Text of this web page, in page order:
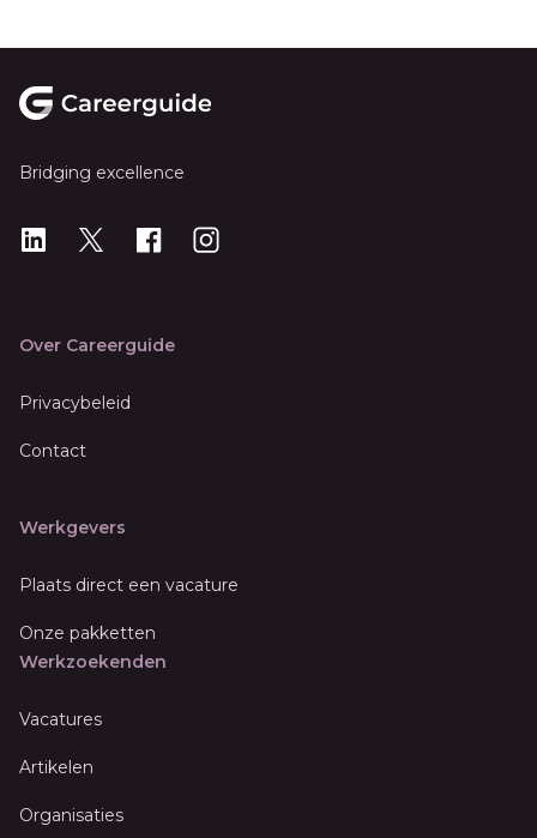
Bridging excellence
LinkedIn
X Instagram
Over Careerguide
Privacybeleid
Contact
Werkgevers
Plaats direct een vacature
Onze pakketten
Werkzoekenden
Vacatures
Artikelen
Organisaties